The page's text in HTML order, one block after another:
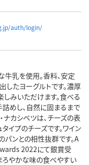
auth/login/
乳を使用。香料、安定
たヨーグルトです。濃厚
みいただけます。食べる
めし、自然に固まるまで
ナカシベツは、チーズの表
イプのチーズです。ワイン
パンとの相性抜群です。A
2022にて銀賞受
ろやかな味の食べやすい